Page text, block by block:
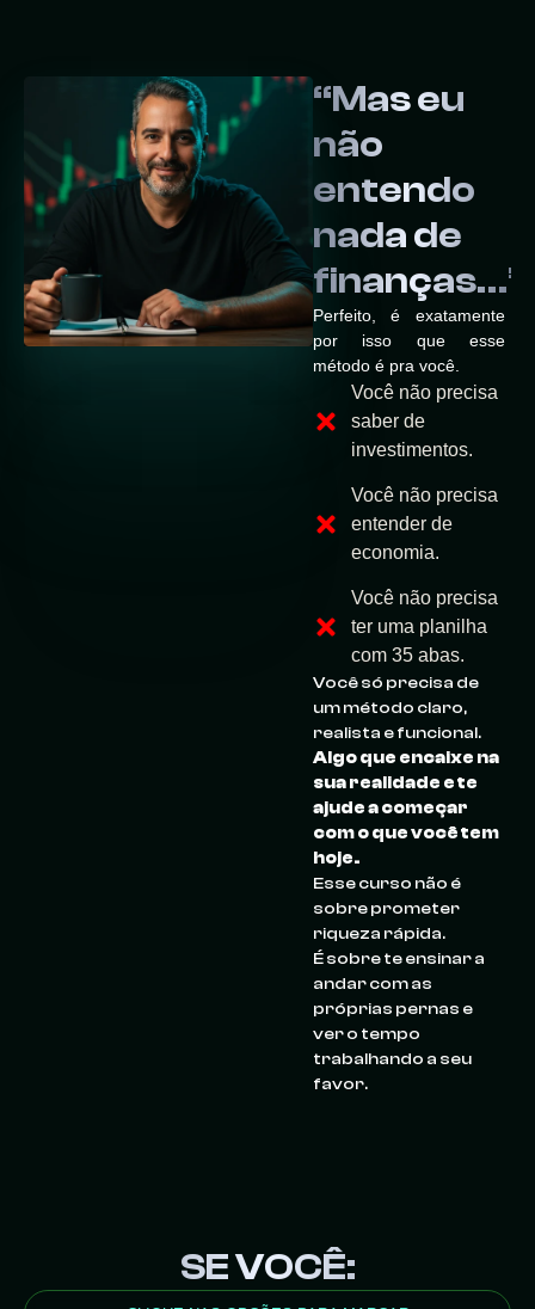
“Mas eu
não
entendo
nada de
finanças…”
Perfeito, é exatamente
por isso que esse
método é pra você.
Você não precisa
saber de
investimentos.
Você não precisa
entender de
economia.
Você não precisa
ter uma planilha
com 35 abas.
Você só precisa de
um método claro,
realista e funcional.
Algo que encaixe na
sua realidade e te
ajude a começar
com o que você tem
hoje.
Esse curso não é
sobre prometer
riqueza rápida.
É sobre te ensinar a
andar com as
próprias pernas e
ver o tempo
trabalhando a seu
favor.
SE VOCÊ: